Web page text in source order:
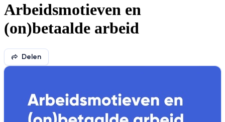
Arbeidsmotieven en
(on)betaalde arbeid
Delen